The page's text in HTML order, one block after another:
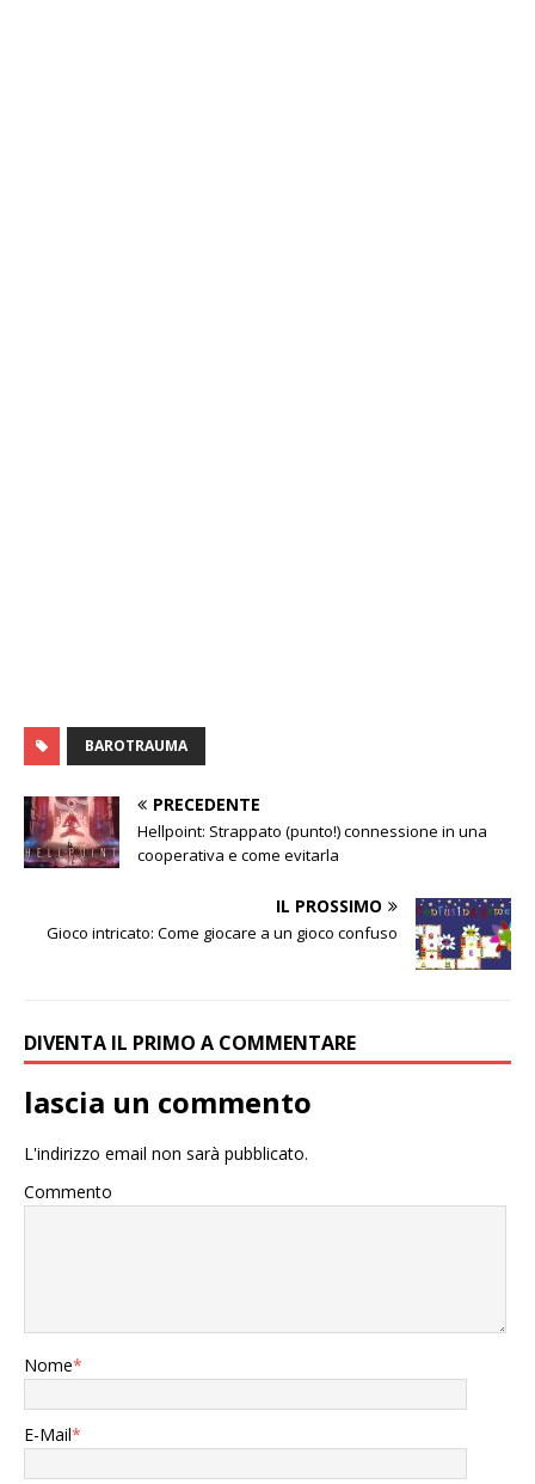
BAROTRAUMA
PRECEDENTE
Hellpoint: Strappato (punto!) connessione in una
cooperativa e come evitarla
IL PROSSIMO
Gioco intricato: Come giocare a un gioco confuso
DIVENTA IL PRIMO A COMMENTARE
lascia un commento
L'indirizzo email non sarà pubblicato.
Commento
Nome*
E-Mail*